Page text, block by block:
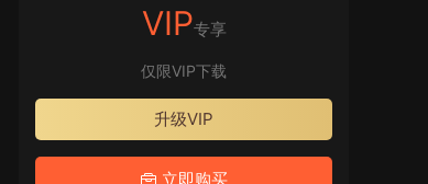
VIP专享
仅限VIP下载
升级VIP
立即购买